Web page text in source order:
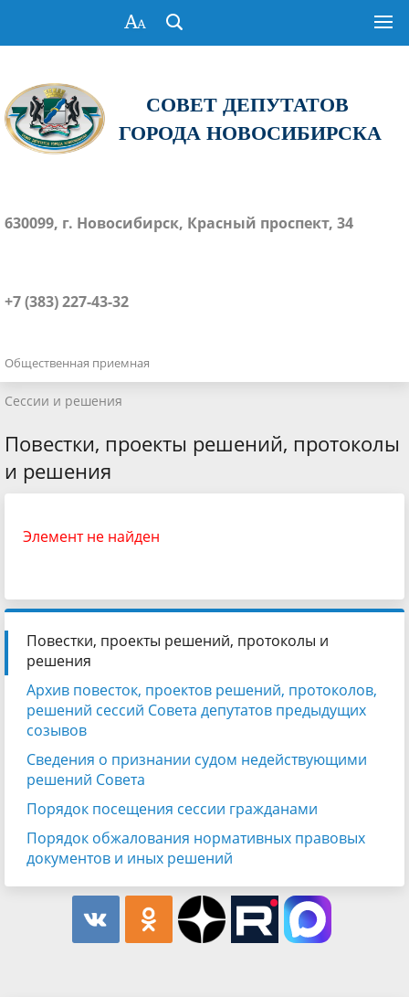
СОВЕТ ДЕПУТАТОВ
ГОРОДА НОВОСИБИРСКА
630099, г. Новосибирск, Красный проспект, 34
+7 (383) 227-43-32
Общественная приемная
Сессии и решения
Повестки, проекты решений, протоколы
и решения
Элемент не найден
Повестки, проекты решений, протоколы и
решения
Архив повесток, проектов решений, протоколов,
решений сессий Совета депутатов предыдущих
созывов
Сведения о признании судом недействующими
решений Совета
Порядок посещения сессии гражданами
Порядок обжалования нормативных правовых
документов и иных решений